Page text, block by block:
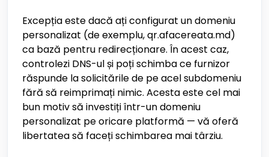
Excepția este dacă ați configurat un domeniu
personalizat (de exemplu, qr.afacereata.md)
ca bază pentru redirecționare. În acest caz,
controlezi DNS-ul și poți schimba ce furnizor
răspunde la solicitările de pe acel subdomeniu
fără să reimprimați nimic. Acesta este cel mai
bun motiv să investiți într-un domeniu
personalizat pe oricare platformă — vă oferă
libertatea să faceți schimbarea mai târziu.